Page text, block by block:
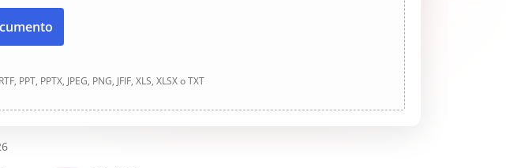
PPTX, JPEG, PNG, JFIF, XLS, XLSX o TXT